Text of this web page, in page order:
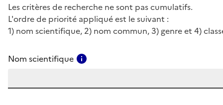
Les critères de recherche ne sont pas cumulatifs.
L'ordre de priorité appliqué est le suivant :
1) nom scientifique, 2) nom commun, 3) genre et 4)
Nom scientifique